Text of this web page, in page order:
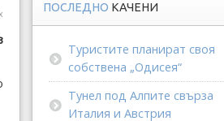
ПОСЛЕДНО КАЧЕНИ
Туристите планират своя
собствена „Одисея“
Тунел под Алпите свърза
Италия и Австрия